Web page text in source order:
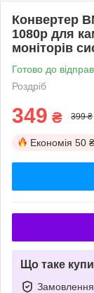
Конвертер
1080p для
моніторів
Готово до
Роздріб
349 ₴ 399 ₴
Економія 50 ₴
Що таке
Замовлення